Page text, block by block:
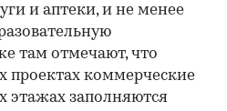
и аптеки, и не менее
там отмечают, что
проектах коммерческие
этажах заполняются